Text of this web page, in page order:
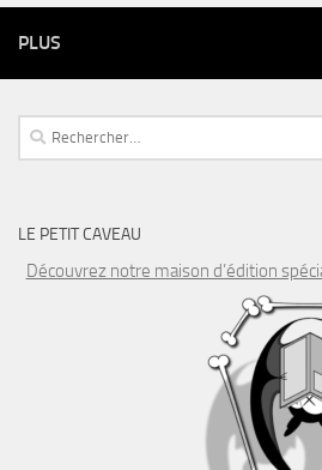
PLUS
Rechercher :
LE PETIT CAVEAU
Découvrez notre maison d’édition